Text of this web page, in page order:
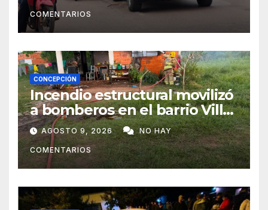
COMENTARIOS
CONCEPCIÓN
Incendio estructural movilizó
a bomberos en el barrio Villa
Alta
AGOSTO 9, 2026 NO HAY
COMENTARIOS